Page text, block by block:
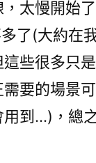
太慢開始
了(大約在
些很多只
要的場景
到…)，總